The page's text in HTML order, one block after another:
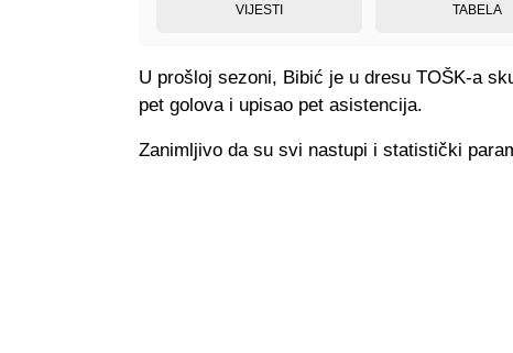
VIJESTI TABELA
U prošloj sezoni, Bibić je u dresu TOŠK-a
pet golova i upisao pet asistencija.
Zanimljivo da su svi nastupi i statistički